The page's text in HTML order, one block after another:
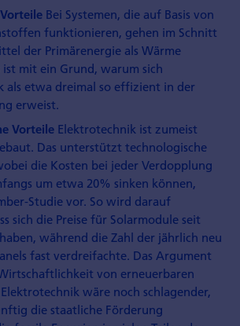
Bei Systemen, die auf Basis von
funktionieren, gehen im Schnitt
der Primärenergie als Wärme
ist mit ein Grund, warum sich
als etwa dreimal so effizient in der
erweist.
Vorteile Elektrotechnik ist zumeist
Das unterstützt technologische
die Kosten bei jeder Verdopplung
um etwa 20% sinken können,
Studie vor. So wird darauf
sich die Preise für Solarmodule seit
während die Zahl der jährlich neu
fast verdreifachte. Das Argument
von erneuerbaren
wäre noch schlagender,
die staatliche Förderung